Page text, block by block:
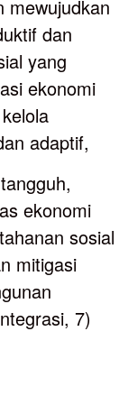
mewujudkan
dan
yang
ekonomi
adaptif,
ekonomi
sosial
mitigasi
7)